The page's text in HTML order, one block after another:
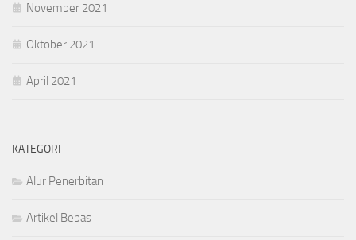
November 2021
Oktober 2021
April 2021
KATEGORI
Alur Penerbitan
Artikel Bebas